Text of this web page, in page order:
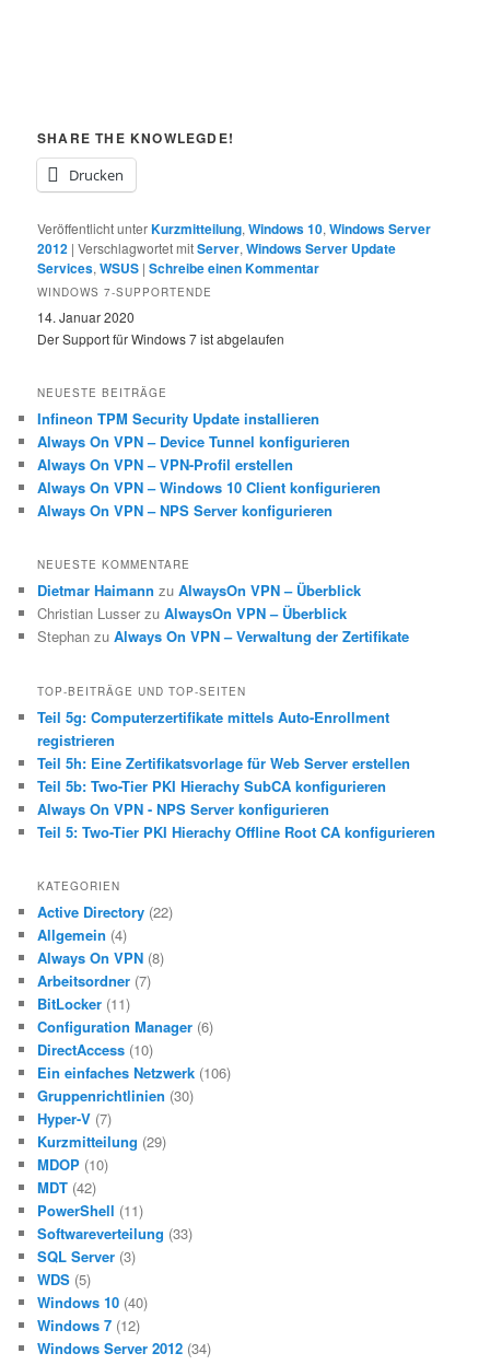
SHARE THE KNOWLEGDE!
Drucken
Veröffentlicht unterKurzmitteilung,Windows 10,Windows Server
2012 |Verschlagwortet mitServer,Windows Server Update
Services,WSUS |Schreibe einen Kommentar
WINDOWS 7-SUPPORTENDE
14. Januar 2020
Der Support für Windows 7 ist abgelaufen
NEUESTE BEITRÄGE
Infineon TPM Security Update installieren
Always On VPN – Device Tunnel konfigurieren
Always On VPN – VPN-Profil erstellen
Always On VPN – Windows 10 Client konfigurieren
Always On VPN – NPS Server konfigurieren
NEUESTE KOMMENTARE
Dietmar Haimann zuAlwaysOn VPN – Überblick
Christian Lusser zuAlwaysOn VPN – Überblick
Stephan zuAlways On VPN – Verwaltung der Zertifikate
TOP-BEITRÄGE UND TOP-SEITEN
Teil 5g: Computerzertifikate mittels Auto-Enrollment
registrieren
Teil 5h: Eine Zertifikatsvorlage für Web Server erstellen
Teil 5b: Two-Tier PKI Hierachy SubCA konfigurieren
Always On VPN - NPS Server konfigurieren
Teil 5: Two-Tier PKI Hierachy Offline Root CA konfigurieren
KATEGORIEN
Active Directory (22)
Allgemein (4)
Always On VPN (8)
Arbeitsordner (7)
BitLocker (11)
Configuration Manager (6)
DirectAccess (10)
Ein einfaches Netzwerk (106)
Gruppenrichtlinien (30)
Hyper-V (7)
Kurzmitteilung (29)
MDOP (10)
MDT (42)
PowerShell (11)
Softwareverteilung (33)
SQL Server (3)
WDS (5)
Windows 10 (40)
Windows 7 (12)
Windows Server 2012 (34)